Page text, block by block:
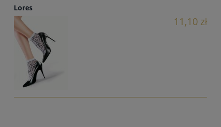
Lores
11,10 zł